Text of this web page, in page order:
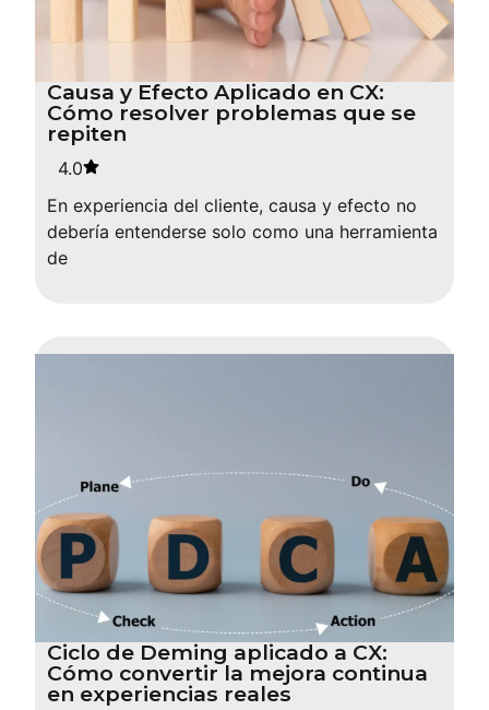
Causa y Efecto Aplicado en CX:
Cómo resolver problemas que se
repiten
4.0
En experiencia del cliente, causa y efecto no
debería entenderse solo como una herramienta
de
Ciclo de Deming aplicado a CX:
Cómo convertir la mejora continua
en experiencias reales